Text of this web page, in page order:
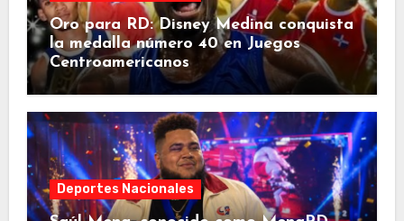
Oro para RD: Disney Medina conquista
la medalla número 40 en Juegos
Centroamericanos
Deportes Nacionales